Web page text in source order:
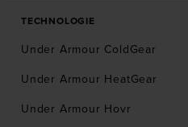
TECHNOLOGIE
Under Armour ColdGear
Under Armour HeatGear
Under Armour Hovr